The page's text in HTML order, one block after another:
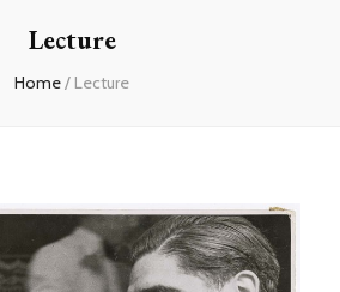
Lecture
Home/ Lecture